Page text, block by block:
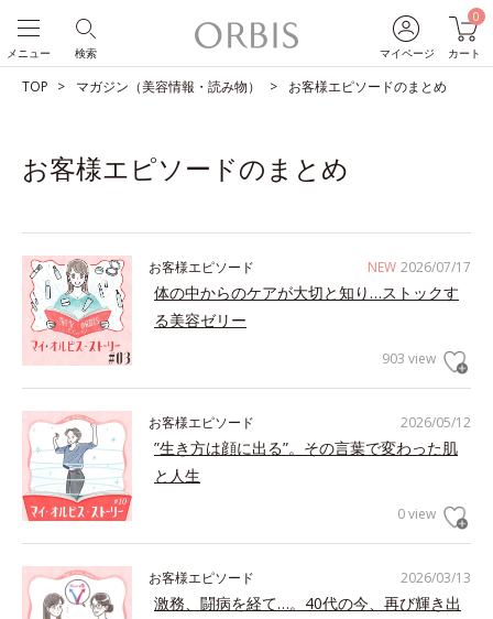
マイページ
0
カート
検索
メニュー
TOP マガジン（美容情報・読み物） お客様エピソードのまとめ
お客様エピソードのまとめ
NEW 2026/07/17
お客様エピソード
体の中からのケアが大切と知り…ストックす
る美容ゼリー
903 view
2026/05/12
お客様エピソード
”生き方は顔に出る”。その言葉で変わった肌
と人生
0 view
2026/03/13
お客様エピソード
激務、闘病を経て…。40代の今、再び輝き出